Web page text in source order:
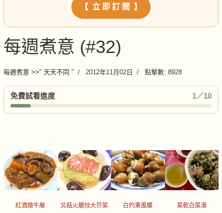
【 立 即 訂 閱 】
每週煮意 (#32)
每週煮意 >>" 天天不同 " 2012年11月02日 點擊數: 8928
免費試看進度 1／10
紅酒燴牛展 北菇火腿炆大芥菜 白灼東風螺 菜乾白菜湯